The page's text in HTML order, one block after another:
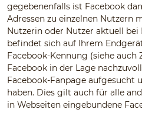
gegebenenfalls ist Facebook
Adressen zu einzelnen Nutzern
Nutzerin oder Nutzer aktuell
befindet sich auf Ihrem
Facebook-Kennung (siehe auch
Facebook in der Lage
Facebook-Fanpage aufgesucht
haben. Dies gilt auch für alle
in Webseiten eingebundene